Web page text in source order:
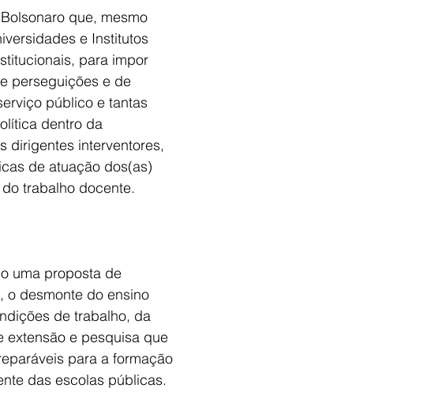
que, mesmo
e Institutos
para impor
perseguições e de
público e tantas
dentro da
dirigentes interventores,
de atuação dos(as)
trabalho docente.
uma proposta de
o desmonte do ensino
de trabalho, da
extensão e pesquisa que
para a formação
das escolas públicas.